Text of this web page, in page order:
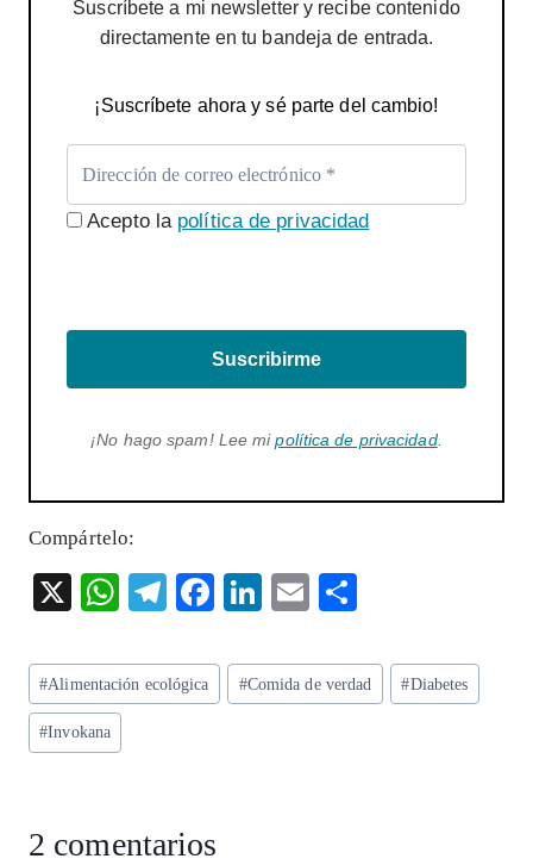
Suscríbete a mi newsletter y recibe contenido
directamente en tu bandeja de entrada.
¡Suscríbete ahora y sé parte del cambio!
Acepto la política de privacidad
Suscribirme
¡No hago spam! Lee mipolítica de privacidad.
Compártelo:
X
W
ts
A
p
T
eg
ra
F
eb
o
Li
ke
dI
E
ai
l
re
Etiquetas
de
la
#Alimentación ecológica #Comida de verdad #Diabetes
#Invokana
2 comentarios